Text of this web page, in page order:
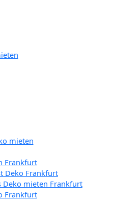
mieten
Frankfurt
Deko Frankfurt
Deko mieten Frankfurt
Frankfurt